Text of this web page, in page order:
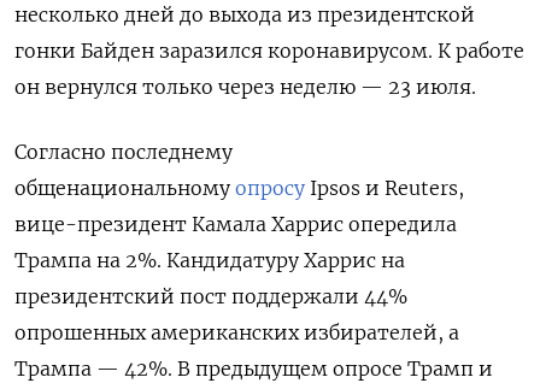
несколько дней до выхода из президентской
гонки Байден заразился коронавирусом. К работе
он вернулся только через неделю — 23 июля.
Согласно последнему
общенациональному опросу Ipsos и Reuters,
вице-президент Камала Харрис опередила
Трампа на 2%. Кандидатуру Харрис на
президентский пост поддержали 44%
опрошенных американских избирателей, а
Трампа — 42%. В предыдущем опросе Трамп и